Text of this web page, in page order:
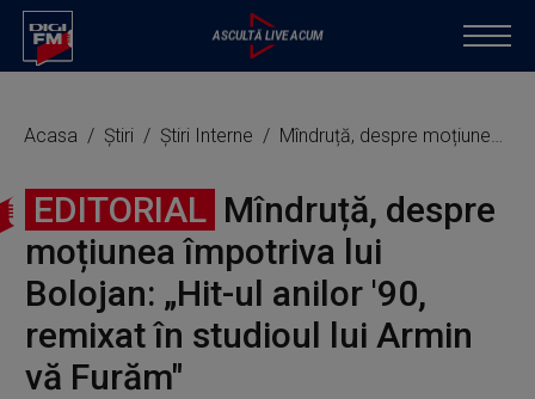
Acasa Știri Știri Interne Mîndruță, despre moțiunea împotriva lui Bolojan: „Hit-ul anilor '90, remixat în studioul lui Armin vă Furăm"
EDITORIAL Mîndruță, despre
moțiunea împotriva lui
Bolojan: „Hit-ul anilor '90,
remixat în studioul lui Armin
vă Furăm"